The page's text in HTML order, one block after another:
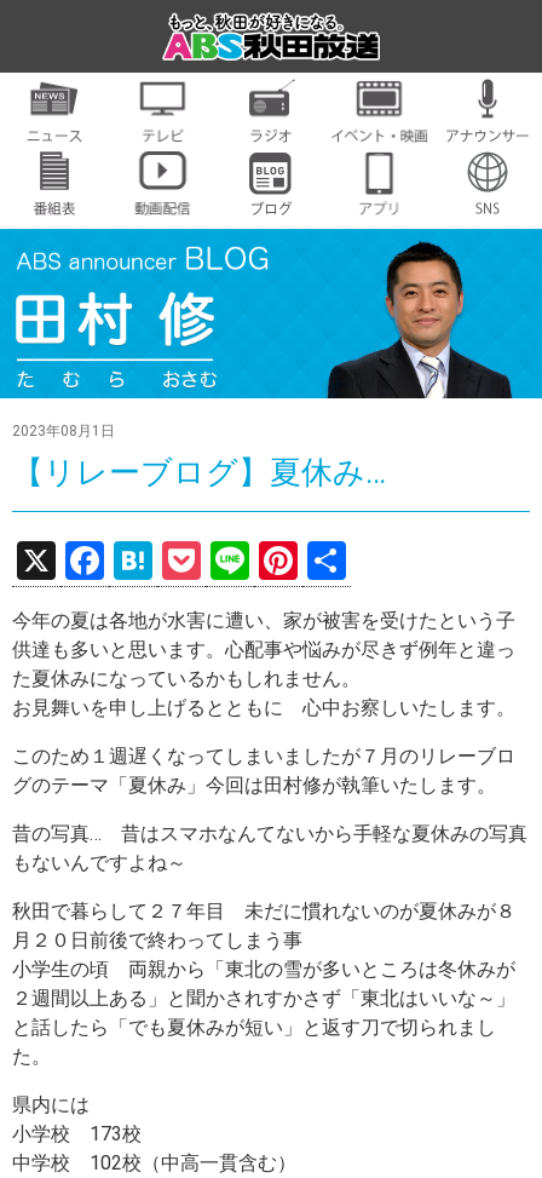
2023年08月1日
【リレーブログ】夏休み…
X
F
a
ce
b
o
o
k
H
at
e
n
a
P
o
ck
et
Li
n
e
Pi
nt
er
es
t
有
今年の夏は各地が水害に遭い、家が被害を受けたという子
供達も多いと思います。心配事や悩みが尽きず例年と違っ
た夏休みになっているかもしれません。
お見舞いを申し上げるとともに 心中お察しいたします。
このため１週遅くなってしまいましたが７月のリレーブロ
グのテーマ「夏休み」今回は田村修が執筆いたします。
昔の写真… 昔はスマホなんてないから手軽な夏休みの写真
もないんですよね～
秋田で暮らして２７年目 未だに慣れないのが夏休みが８
月２０日前後で終わってしまう事
小学生の頃 両親から「東北の雪が多いところは冬休みが
２週間以上ある」と聞かされすかさず「東北はいいな～」
と話したら「でも夏休みが短い」と返す刀で切られまし
た。
県内には
小学校 173校
中学校 102校（中高一貫含む）